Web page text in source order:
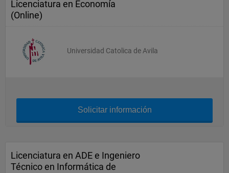
Licenciatura en Economía
(Online)
Universidad Catolica de Avila
Solicitar información
Licenciatura en ADE e Ingeniero
Técnico en Informática de